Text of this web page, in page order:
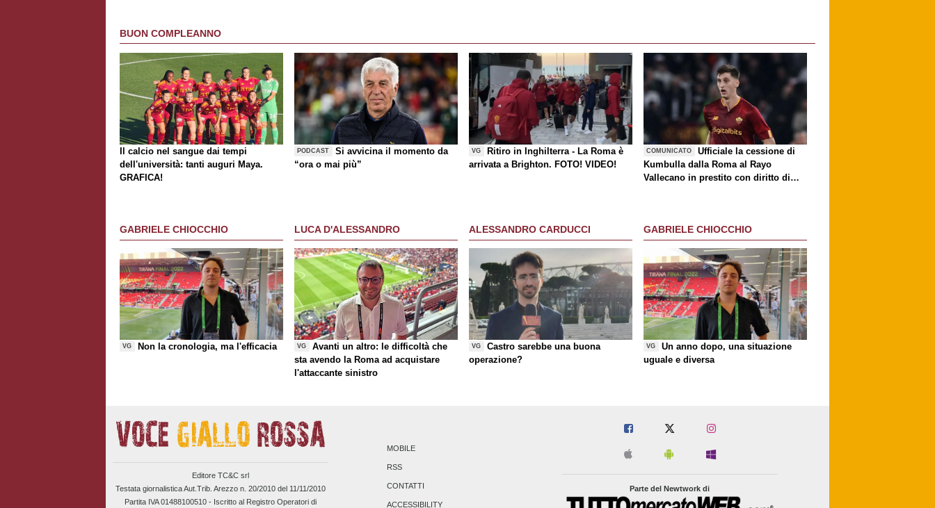
BUON COMPLEANNO
Il calcio nel sangue dai tempi
dell'università: tanti auguri Maya.
GRAFICA!
PODCAST
Si avvicina il momento da
“ora o mai più”
VG
Ritiro in Inghilterra - La Roma è
arrivata a Brighton. FOTO! VIDEO!
COMUNICATO
Ufficiale la cessione di
Kumbulla dalla Roma al Rayo
Vallecano in prestito con diritto di
GABRIELE CHIOCCHIO
VG Non la cronologia, ma l'efficacia
LUCA D'ALESSANDRO
VG
Avanti un altro: le difficoltà che
sta avendo la Roma ad acquistare
l'attaccante sinistro
ALESSANDRO CARDUCCI
VG
Castro sarebbe una buona
operazione?
GABRIELE CHIOCCHIO
VG
Un anno dopo, una situazione
uguale e diversa
Editore TC&C srl
Testata giornalistica Aut.Trib. Arezzo n. 20/2010 del 11/11/2010
Partita IVA 01488100510 - Iscritto al Registro Operatori di
MOBILE
RSS
CONTATTI
ACCESSIBILITY
Parte del Newtwork di